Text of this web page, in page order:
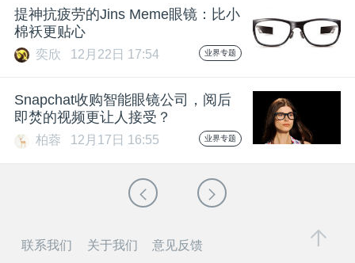
提神抗疲劳的Jins Meme眼镜：比小
棉袄更贴心
奕欣 12月22日 17:54 业界专题
Snapchat收购智能眼镜公司，阅后
即焚的视频更让人接受？
柏蓉 12月17日 16:55 业界专题
联系我们 关于我们 意见反馈